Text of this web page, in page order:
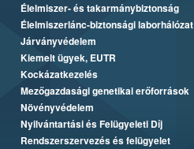
Élelmiszer- és takarmánybiztonság
Élelmiszerlánc-biztonsági laborhálózat
Járványvédelem
Kiemelt ügyek, EUTR
Kockázatkezelés
Mezőgazdasági genetikai erőforrások
Növényvédelem
Nyilvántartási és Felügyeleti Díj
Rendszerszervezés és felügyelet